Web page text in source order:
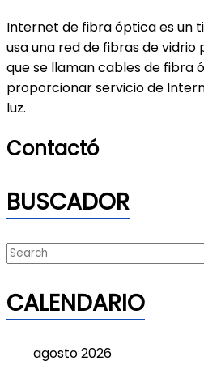
Internet de fibra óptica es un
usa una red de fibras de vidrio
que se llaman cables de fibra
proporcionar servicio de
luz.
Contactó
BUSCADOR
CALENDARIO
agosto 2026